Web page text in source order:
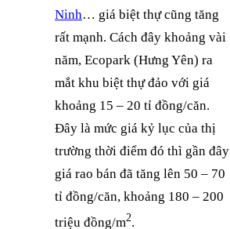
Ninh… giá biệt thự cũng tăng
rất mạnh. Cách đây khoảng vài
năm, Ecopark (Hưng Yên) ra
mắt khu biệt thự đảo với giá
khoảng 15 – 20 tỉ đồng/căn.
Đây là mức giá kỷ lục của thị
trường thời điểm đó thì gần đây
giá rao bán đã tăng lên 50 – 70
tỉ đồng/căn, khoảng 180 – 200
triệu đồng/m2.